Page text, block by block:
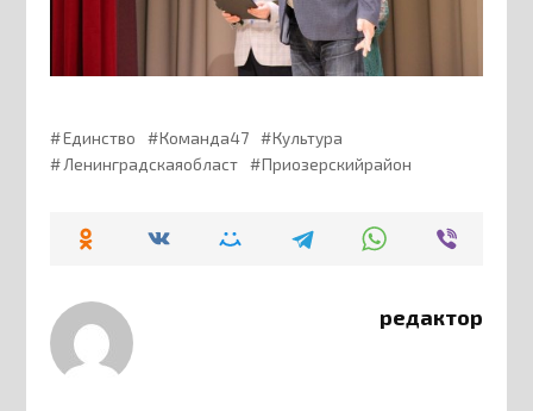
Единство Команда47
Культура
Ленинградскаяобласт
Приозерскийрайон
редактор